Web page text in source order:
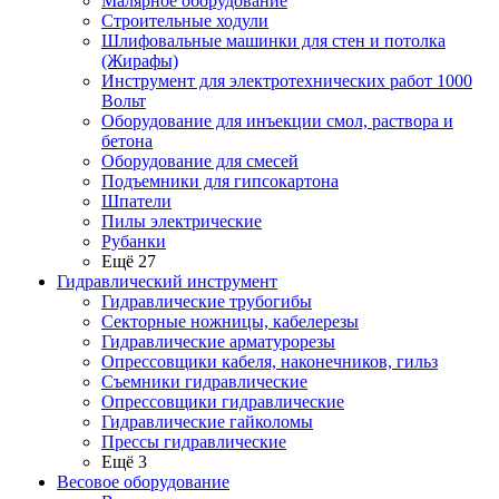
Строительные ходули
Шлифовальные машинки для стен и потолка
(Жирафы)
Инструмент для электротехнических работ 1000
Вольт
Оборудование для инъекции смол, раствора и
бетона
Оборудование для смесей
Подъемники для гипсокартона
Шпатели
Пилы электрические
Рубанки
Ещё 27
Гидравлический инструмент
Гидравлические трубогибы
Секторные ножницы, кабелерезы
Гидравлические арматурорезы
Опрессовщики кабеля, наконечников, гильз
Съемники гидравлические
Опрессовщики гидравлические
Гидравлические гайколомы
Прессы гидравлические
Ещё 3
Весовое оборудование